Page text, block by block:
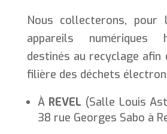
Nous collecterons, pour
appareils numériques
destinés au recyclage
filière des déchets
À REVEL (Salle Louis
38 rue Georges Sabo à